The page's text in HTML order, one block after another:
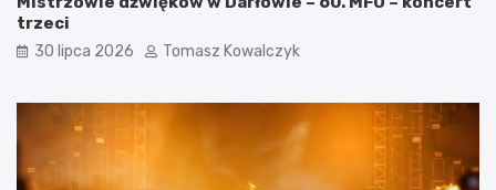
trzeci
30 lipca 2026 Tomasz Kowalczyk